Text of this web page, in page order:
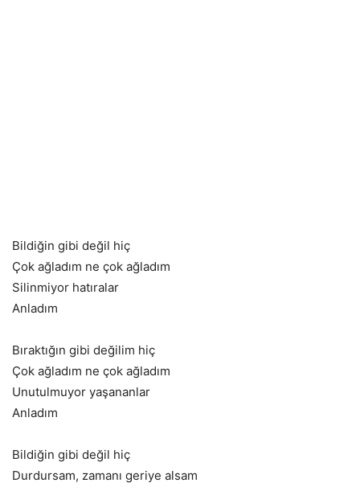
Bildiğin gibi değil hiç
Çok ağladım ne çok ağladım
Silinmiyor hatıralar
Anladım
Bıraktığın gibi değilim hiç
Çok ağladım ne çok ağladım
Unutulmuyor yaşananlar
Anladım
Bildiğin gibi değil hiç
Durdursam, zamanı geriye alsam